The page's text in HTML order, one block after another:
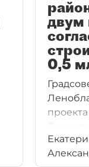
двум
0,5